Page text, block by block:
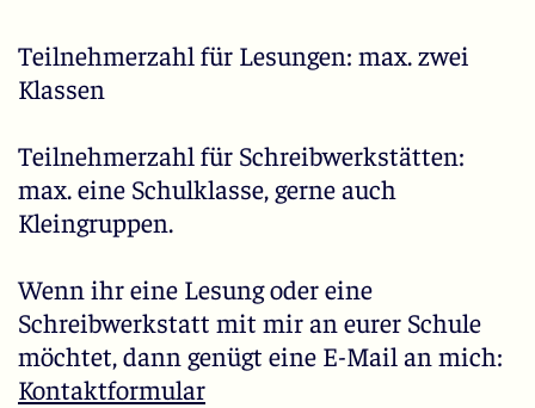
Teilnehmerzahl für Lesungen: max. zwei
Klassen
Teilnehmerzahl für Schreibwerkstätten:
max. eine Schulklasse, gerne auch
Kleingruppen.
Wenn ihr eine Lesung oder eine
Schreibwerkstatt mit mir an eurer Schule
möchtet, dann genügt eine E-Mail an mich:
Kontaktformular